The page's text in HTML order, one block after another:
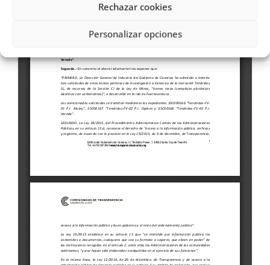
Rechazar cookies
Personalizar opciones